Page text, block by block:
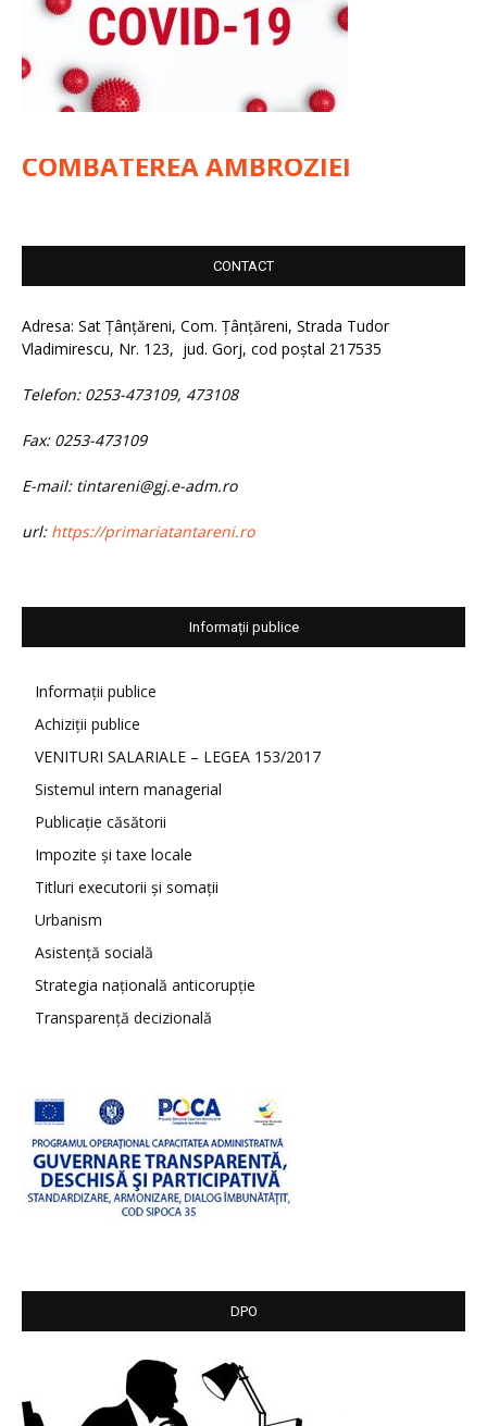
COMBATEREA AMBROZIEI
CONTACT
Adresa: Sat Țânțăreni, Com. Țânțăreni, Strada Tudor
Vladimirescu, Nr. 123, jud. Gorj, cod poștal 217535
Telefon: 0253-473109, 473108
Fax: 0253-473109
E-mail: tintareni@gj.e-adm.ro
url: https://primariatantareni.ro
Informații publice
Informații publice
Achiziții publice
VENITURI SALARIALE – LEGEA 153/2017
Sistemul intern managerial
Publicație căsătorii
Impozite și taxe locale
Titluri executorii și somații
Urbanism
Asistență socială
Strategia națională anticorupție
Transparență decizională
DPO